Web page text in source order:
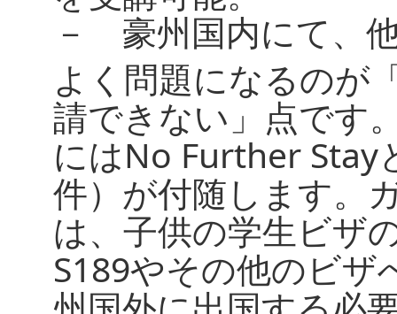
－ 豪州国内にて、
よく問題になるのが
請できない」点です
にはNo Further Stay
件）が付随します。
は、子供の学生ビザ
S189やその他のビザ